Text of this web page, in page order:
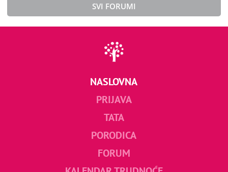
SVI FORUMI
NASLOVNA
PRIJAVA
TATA
PORODICA
FORUM